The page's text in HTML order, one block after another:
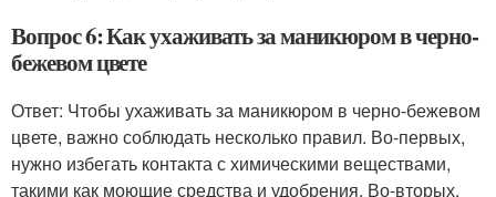
Вопрос 6: Как ухаживать за маникюром в черно-
бежевом цвете
Ответ: Чтобы ухаживать за маникюром в черно-бежевом
цвете, важно соблюдать несколько правил. Во-первых,
нужно избегать контакта с химическими веществами,
такими как моющие средства и удобрения. Во-вторых,